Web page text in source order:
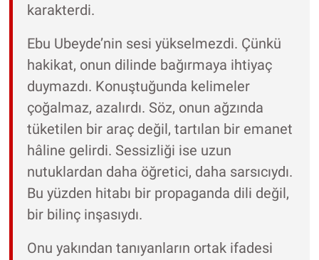
karakterdi.
Ebu Ubeyde’nin sesi yükselmezdi. Çünkü
hakikat, onun dilinde bağırmaya ihtiyaç
duymazdı. Konuştuğunda kelimeler
çoğalmaz, azalırdı. Söz, onun ağzında
tüketilen bir araç değil, tartılan bir emanet
hâline gelirdi. Sessizliği ise uzun
nutuklardan daha öğretici, daha sarsıcıydı.
Bu yüzden hitabı bir propaganda dili değil,
bir bilinç inşasıydı.
Onu yakından tanıyanların ortak ifadesi